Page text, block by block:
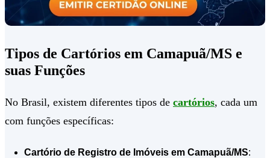
Tipos de Cartórios em Camapuã/MS e
suas Funções
No Brasil, existem diferentes tipos de cartórios, cada um
com funções específicas:
Cartório de Registro de Imóveis em Camapuã/MS: